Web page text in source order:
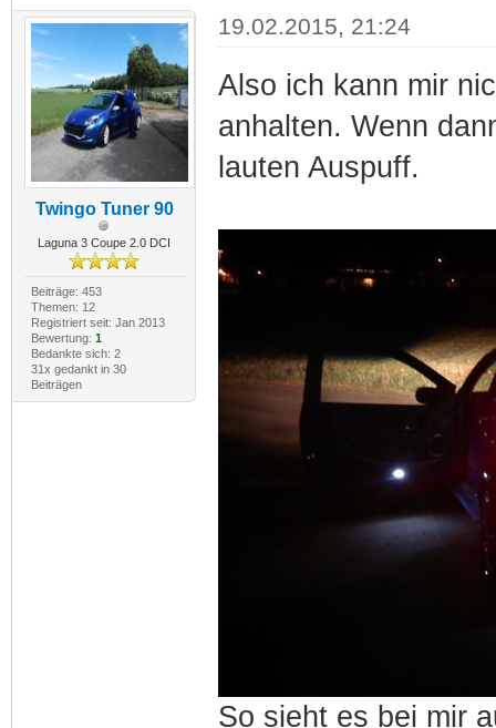
Twingo Tuner 90
Laguna 3 Coupe 2.0 DCI
Beiträge: 453
Themen: 12
Registriert seit: Jan 2013
Bewertung: 1
Bedankte sich: 2
31x gedankt in 30
Beiträgen
19.02.2015, 21:24
Also ich kann mir
anhalten. Wenn
lauten Auspuff.
So sieht es bei mir